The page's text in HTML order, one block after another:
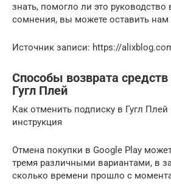
знать, помогло ли это
сомнения, вы можете оставить
Источник записи: https://
Способы возврата средств
Гугл Плей
Как отменить подписку в Гугл
инструкция
Отмена покупки в Google Play
тремя различными вариантами, в
сколько времени прошло с